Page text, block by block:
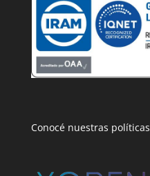
Conocé nuestras políticas